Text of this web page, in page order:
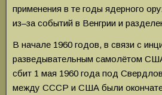
применения в те годы ядерного
из–за событий в Венгрии и
В начале 1960 годов, в связи с
разведывательным самолётом
сбит 1 мая 1960 года под
между СССР и США были